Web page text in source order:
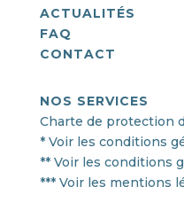
ACTUALITÉS
FAQ
CONTACT
NOS SERVICES
Charte de protection
* Voir les conditions
** Voir les conditions
*** Voir les mentions